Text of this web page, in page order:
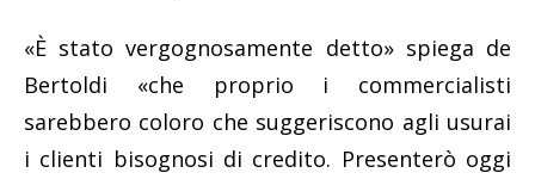
«È stato vergognosamente detto» spiega de
Bertoldi «che proprio i commercialisti
sarebbero coloro che suggeriscono agli usurai
i clienti bisognosi di credito. Presenterò oggi